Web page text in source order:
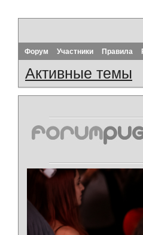
Форум Участники Правила
Активные темы